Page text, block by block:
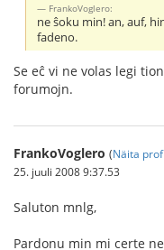
FrankoVoglero:
ne ŝoku min! an, auf,
fadeno.
Se eĉ vi ne volas legi
forumojn.
FrankoVoglero (Näita
25. juuli 2008 9:37.53
Saluton mnlg,
Pardonu min mi certe